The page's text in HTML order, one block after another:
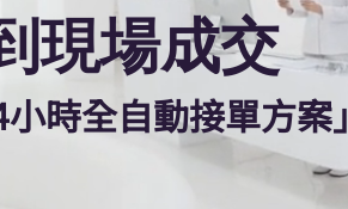
現場成交
時全自動接單方案」